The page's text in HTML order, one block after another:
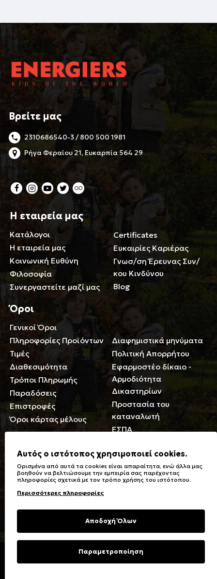
Βρείτε μας
2310686540-3 / 800 500 1981
Ρήγα Φεραίου 21, Ευκαρπία 564 29
Η εταιρεία μας
Κατάλογοι
Η εταιρεία μας
Κοινωνική Ευθύνη
Φιλοσοφία
Συνεργαστείτε μαζί μας
Certificates
Ευκαιρίες Καριέρας
Γνωσ/ση Έρευνας Συν/
κου Κινδύνου
Blog
Όροι
Γενικοί Όροι
Πληροφορίες Προϊόντων
Τιμές
Διαθεσιμότητα
Τρόποι Πληρωμής
Παραδόσεις
Επιστροφές
Όροι κάρτας μέλους
Περιορισμοί ευθύνης
Διαφημιστικά μηνύματα
Πολιτική Απορρήτου
Εφαρμοστέο δίκαιο -
Αρμοδιότητα
Δικαστηρίων
Προστασία του
καταναλωτή
ΕΣΠΑ
Γενικά
Καταστήματα
Ειδικές Εκπτώσεις ΑμΕΑ
Δωροκάρτες
Συχνές Ερωτήσεις
Φροντίδα Ρούχων
Σύμβολα πλύσης,
σιδερώματος
υφασμάτων
Επικοινωνία
Copyright © 2023 Energiers.gr
Αυτός ο ιστότοπος χρησιμοποιεί cookies.
Ορισμένα από αυτά τα cookies είναι απαραίτητα, ενώ άλλα μας
βοηθούν να βελτιώσουμε την εμπειρία σας παρέχοντας
πληροφορίες σχετικά με τον τρόπο χρήσης του ιστότοπου.
Περισσότερες πληροφορίες
Αποδοχή Όλων
Παραμετροποίηση